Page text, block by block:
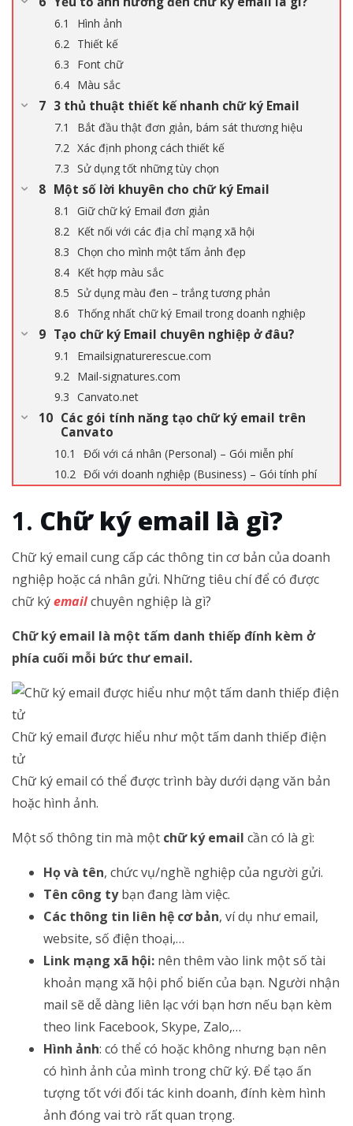
Hình ảnh
Thiết kế
Font chữ
Màu sắc
3 thủ thuật thiết kế nhanh chữ ký Email
Bắt đầu thật đơn giản, bám sát thương hiệu
Xác định phong cách thiết kế
Sử dụng tốt những tùy chọn
Một số lời khuyên cho chữ ký Email
Giữ chữ ký Email đơn giản
Kết nối với các địa chỉ mạng xã hội
Chọn cho mình một tấm ảnh đẹp
Kết hợp màu sắc
Sử dụng màu đen – trắng tương phản
Thống nhất chữ ký Email trong doanh nghiệp
Tạo chữ ký Email chuyên nghiệp ở đâu?
Emailsignaturerescue.com
Mail-signatures.com
Canvato.net
Các gói tính năng tạo chữ ký email trên
Canvato
Đối với cá nhân (Personal) – Gói miễn phí
Đối với doanh nghiệp (Business) – Gói tính phí
Chữ ký email là gì?
Chữ ký email cung cấp các thông tin cơ bản của doanh
nghiệp hoặc cá nhân gửi. Những tiêu chí để có được
chữ kýemailchuyên nghiệp là gì?
Chữ ký email là một tấm danh thiếp đính kèm ở
phía cuối mỗi bức thư email.
Chữ ký email được hiểu như một tấm danh thiếp điện
tử
Chữ ký email có thể được trình bày dưới dạng văn bản
hoặc hình ảnh.
Một số thông tin mà một chữ ký email cần có là gì:
Họ và tên, chức vụ/nghề nghiệp của người gửi.
Tên công tybạn đang làm việc.
Các thông tin liên hệ cơ bản, ví dụ như email,
website, số điện thoại,…
Link mạng xã hội: nên thêm vào link một số tài
khoản mạng xã hội phổ biến của bạn. Người nhận
mail sẽ dễ dàng liên lạc với bạn hơn nếu bạn kèm
theo link Facebook, Skype, Zalo,…
Hình ảnh: có thể có hoặc không nhưng bạn nên
có hình ảnh của mình trong chữ ký. Để tạo ấn
tượng tốt với đối tác kinh doanh, đính kèm hình
ảnh đóng vai trò rất quan trọng.